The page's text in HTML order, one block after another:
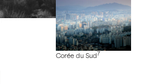
Corée du Sud 7